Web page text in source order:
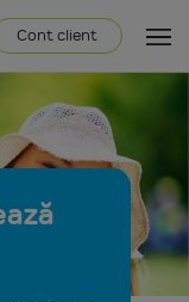
Cont client